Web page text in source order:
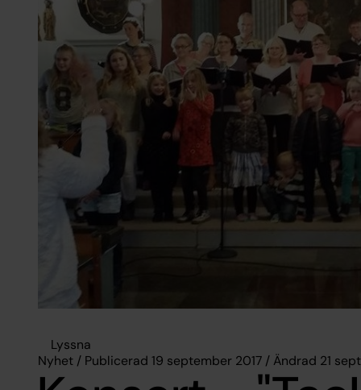
Lyssna
Nyhet / Publicerad 19 september 2017 / Ändrad 21